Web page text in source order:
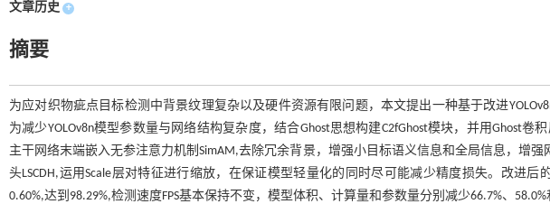
文章历史 +
摘要
为应对织物疵点目标检测中背景纹理复杂以及硬件资源有限问题，本文提出一种基于改进
为减少YOLOv8n模型参数量与网络结构复杂度，结合Ghost思想构建C2fGhost模块，并用Ghost卷
主干网络末端嵌入无参注意力机制SimAM,去除冗余背景，增强小目标语义信息和全局信息，增
头LSCDH,运用Scale层对特征进行缩放，在保证模型轻量化的同时尽可能减少精度损失。改进后的
0.60%,达到98.29%,检测速度FPS基本保持不变，模型体积、计算量和参数量分别减少66.7%、